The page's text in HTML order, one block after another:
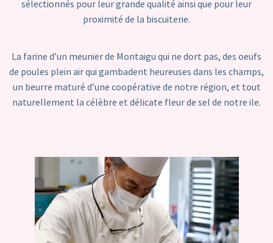
sélectionnés pour leur grande qualité ainsi que pour leur
proximité de la biscuiterie.
La farine d’un meunier de Montaigu qui ne dort pas, des oeufs
de poules plein air qui gambadent heureuses dans les champs,
un beurre maturé d’une coopérative de notre région, et tout
naturellement la célèbre et délicate fleur de sel de notre ile.